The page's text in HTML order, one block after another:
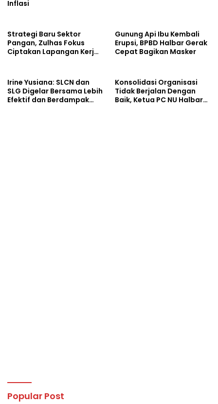
Inflasi
Strategi Baru Sektor
Pangan, Zulhas Fokus
Ciptakan Lapangan Kerja
Gunung Api Ibu Kembali
Erupsi, BPBD Halbar Gerak
Cepat Bagikan Masker
Irine Yusiana: SLCN dan
SLG Digelar Bersama Lebih
Efektif dan Berdampak
Konsolidasi Organisasi
Tidak Berjalan Dengan
Baik, Ketua PC NU Halbar
Popular Post